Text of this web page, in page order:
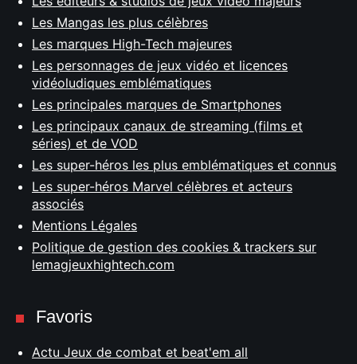
Les Mangas les plus célèbres
Les marques High-Tech majeures
Les personnages de jeux vidéo et licences
vidéoludiques emblématiques
Les principales marques de Smartphones
Les principaux canaux de streaming (films et
séries) et de VOD
Les super-héros les plus emblématiques et connus
Les super-héros Marvel célèbres et acteurs
associés
Mentions Légales
Politique de gestion des cookies & trackers sur
lemagjeuxhightech.com
Favoris
Actu Jeux de combat et beat'em all